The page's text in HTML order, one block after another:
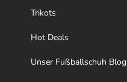
gewählt
werden
Trikots
Hot Deals
Unser Fußballschuh Blog